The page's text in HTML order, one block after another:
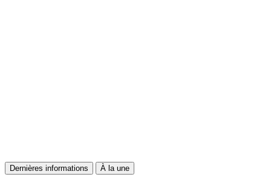
Dernières informations À la une